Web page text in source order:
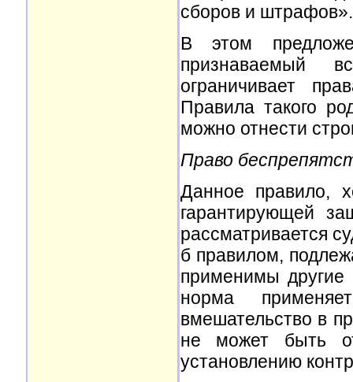
сборов и штрафов».
В этом
признаваемый
ограничивает
Правила такого
можно отнести
Право
Данное правило,
гарантирующей
рассматривается
б правилом,
применимы другие
норма
вмешательство в
не может быть
установлению